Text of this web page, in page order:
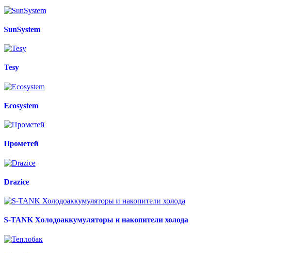
SunSystem
Tesy
Ecosystem
Прометей
Drazice
S-TANK Холодоаккумуляторы и накопители холода